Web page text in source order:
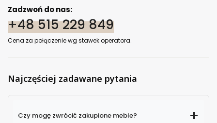
Zadzwoń do nas:
+48 515 229 849
Cena za połączenie wg stawek operatora.
Najczęściej zadawane pytania
Czy mogę zwrócić zakupione meble?